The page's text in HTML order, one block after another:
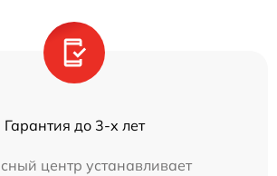
Гарантия до 3-х лет
центр устанавливает